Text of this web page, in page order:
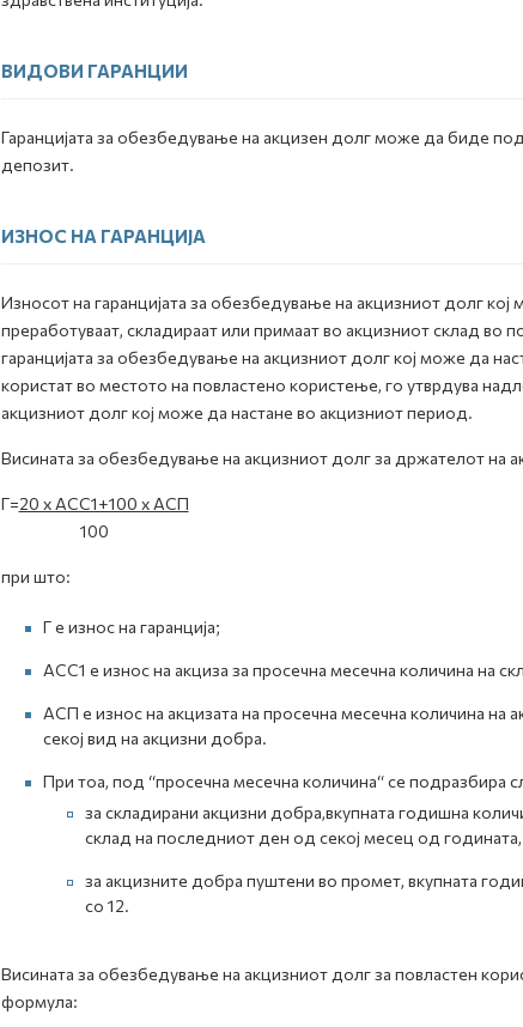
ВИДОВИ ГАРАНЦИИ
Гаранцијата за обезбедување на акцизен долг може да биде
депозит.
ИЗНОС НА ГАРАНЦИЈА
Износот на гаранцијата за обезбедување на акцизниот долг
преработуваат, складираат или примаат во акцизниот склад во
гаранцијата за обезбедување на акцизниот долг кој може да
користат во местото на повластено користење, го утврдува
акцизниот долг кој може да настане во акцизниот период.
Висината за обезбедување на акцизниот долг за држателот на
Г=20 x ACC1+100 x АСП
100
при што:
Г е износ на гаранција;
АСС1 е износ на акциза за просечна месечна количина на
АСП е износ на акцизата на просечна месечна количина
секој вид на акцизни добра.
При тоа, под “просечна месечна количина“ се подразбира
за складирани акцизни добра,вкупната годишна
склад на последниот ден од секој месец од
за акцизните добра пуштени во промет, вкупната
со 12.
Висината за обезбедување на акцизниот долг за повластен
формула: